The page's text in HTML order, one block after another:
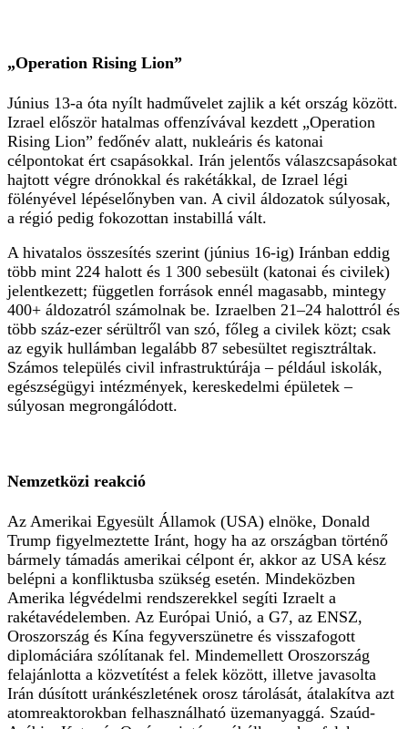
„Operation Rising Lion”
Június 13-a óta nyílt hadművelet zajlik a két ország között.
Izrael először hatalmas offenzívával kezdett „Operation
Rising Lion” fedőnév alatt, nukleáris és katonai
célpontokat ért csapásokkal. Irán jelentős válaszcsapásokat
hajtott végre drónokkal és rakétákkal, de Izrael légi
fölényével lépéselőnyben van. A civil áldozatok súlyosak,
a régió pedig fokozottan instabillá vált.
A hivatalos összesítés szerint (június 16-ig) Iránban eddig
több mint 224 halott és 1 300 sebesült (katonai és civilek)
jelentkezett; független források ennél magasabb, mintegy
400+ áldozatról számolnak be. Izraelben 21–24 halottról és
több száz-ezer sérültről van szó, főleg a civilek közt; csak
az egyik hullámban legalább 87 sebesültet regisztráltak.
Számos település civil infrastruktúrája – például iskolák,
egészségügyi intézmények, kereskedelmi épületek –
súlyosan megrongálódott.
Nemzetközi reakció
Az Amerikai Egyesült Államok (USA) elnöke, Donald
Trump figyelmeztette Iránt, hogy ha az országban történő
bármely támadás amerikai célpont ér, akkor az USA kész
belépni a konfliktusba szükség esetén. Mindeközben
Amerika légvédelmi rendszerekkel segíti Izraelt a
rakétavédelemben. Az Európai Unió, a G7, az ENSZ,
Oroszország és Kína fegyverszünetre és visszafogott
diplomáciára szólítanak fel. Mindemellett Oroszország
felajánlotta a közvetítést a felek között, illetve javasolta
Irán dúsított uránkészletének orosz tárolását, átalakítva azt
atomreaktorokban felhasználható üzemanyaggá. Szaúd-